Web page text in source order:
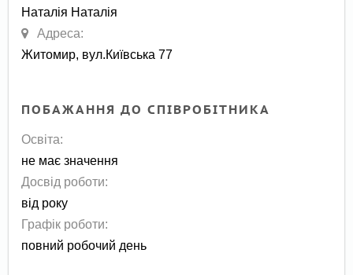
Наталія Наталія
Адреса:
Житомир, вул.Київська 77
ПОБАЖАННЯ ДО СПІВРОБІТНИКА
Освіта:
не має значення
Досвід роботи:
від року
Графік роботи:
повний робочий день